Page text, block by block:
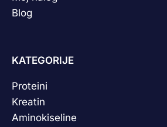
Blog
KATEGORIJE
Proteini
Kreatin
Aminokiseline